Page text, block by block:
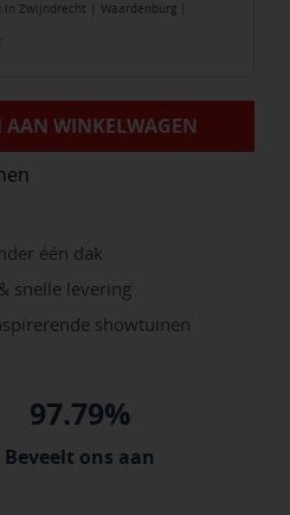
Zwijndrecht | Waardenburg |
AAN WINKELWAGEN
één dak
snelle levering
showtuinen
97.79%
Beveelt ons aan